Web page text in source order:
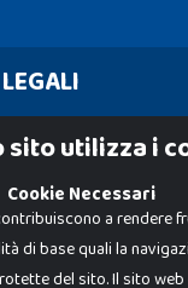
sito utilizza i
Cookie Necessari
a rendere
di base quali la
del sito. Il sito